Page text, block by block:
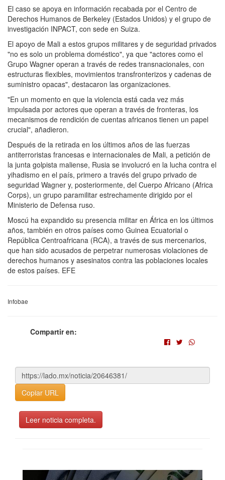
El caso se apoya en información recabada por el Centro de
Derechos Humanos de Berkeley (Estados Unidos) y el grupo de
investigación INPACT, con sede en Suiza.
El apoyo de Mali a estos grupos militares y de seguridad privados
"no es solo un problema doméstico", ya que "actores como el
Grupo Wagner operan a través de redes transnacionales, con
estructuras flexibles, movimientos transfronterizos y cadenas de
suministro opacas", destacaron las organizaciones.
"En un momento en que la violencia está cada vez más
impulsada por actores que operan a través de fronteras, los
mecanismos de rendición de cuentas africanos tienen un papel
crucial", añadieron.
Después de la retirada en los últimos años de las fuerzas
antiterroristas francesas e internacionales de Mali, a petición de
la junta golpista maliense, Rusia se involucró en la lucha contra el
yihadismo en el país, primero a través del grupo privado de
seguridad Wagner y, posteriormente, del Cuerpo Africano (Africa
Corps), un grupo paramilitar estrechamente dirigido por el
Ministerio de Defensa ruso.
Moscú ha expandido su presencia militar en África en los últimos
años, también en otros países como Guinea Ecuatorial o
República Centroafricana (RCA), a través de sus mercenarios,
que han sido acusados de perpetrar numerosas violaciones de
derechos humanos y asesinatos contra las poblaciones locales
de estos países. EFE
Infobae
Compartir en:
Copiar URL
Leer noticia completa.